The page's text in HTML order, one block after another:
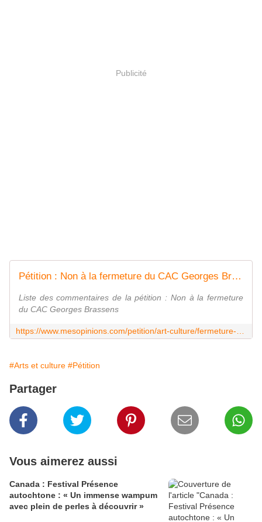
Publicité
Pétition : Non à la fermeture du CAC Georges Brassens
Liste des commentaires de la pétition : Non à la fermeture
du CAC Georges Brassens
#Arts et culture #Pétition
Partager
Vous aimerez aussi
Canada : Festival Présence
autochtone : « Un immense wampum
avec plein de perles à découvrir »